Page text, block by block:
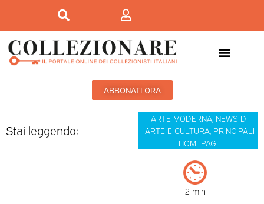
ABBONATI ORA
Stai leggendo:
ARTE MODERNA NEWS DI
ARTE E CULTURA, PRINCIPALI
HOMEPAGE
2 min